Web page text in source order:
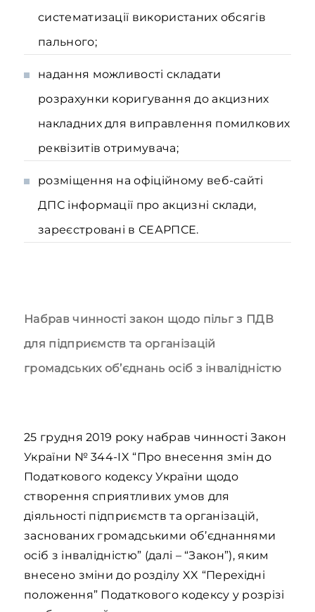
систематизації використаних обсягів
пального;
надання можливості складати
розрахунки коригування до акцизних
накладних для виправлення помилкових
реквізитів отримувача;
розміщення на офіційному веб-сайті
ДПС інформації про акцизні склади,
зареєстровані в СЕАРПСЕ.
Набрав чинності закон щодо пільг з ПДВ
для підприємств та організацій
громадських об’єднань осіб з інвалідністю
25 грудня 2019 року набрав чинності Закон
України № 344-IX “Про внесення змін до
Податкового кодексу України щодо
створення сприятливих умов для
діяльності підприємств та організацій,
заснованих громадськими об’єднаннями
осіб з інвалідністю” (далі – “Закон”), яким
внесено зміни до розділу XX “Перехідні
положення” Податкового кодексу у розрізі